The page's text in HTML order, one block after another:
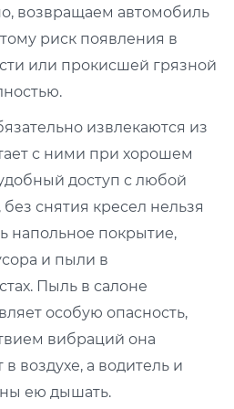
возвращаем автомобиль
риск появления в
или прокисшей грязной
извлекаются из
с ними при хорошем
доступ с любой
снятия кресел нельзя
напольное покрытие,
и пыли в
Пыль в салоне
особую опасность,
вибраций она
воздухе, а водитель и
ею дышать.